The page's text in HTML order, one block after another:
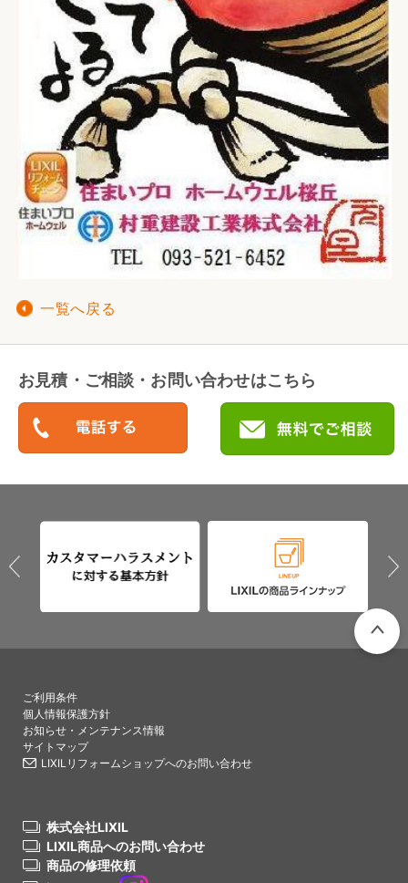
一覧へ戻る
お見積・ご相談・お問い合わせはこちら
ご利用条件
個人情報保護方針
お知らせ・メンテナンス情報
サイトマップ
LIXILリフォームショップへのお問い合わせ
株式会社LIXIL
LIXIL商品へのお問い合わせ
商品の修理依頼